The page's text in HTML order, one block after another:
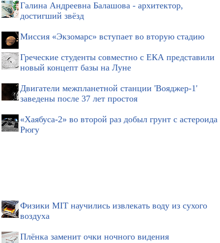
Галина Андреевна Балашова - архитектор,
достигший звёзд
Миссия «Экзомарс» вступает во вторую стадию
Греческие студенты совместно с ЕКА представили
новый концепт базы на Луне
Двигатели межпланетной станции 'Вояджер-1'
заведены после 37 лет простоя
«Хаябуса-2» во второй раз добыл грунт с астероида
Рюгу
Физики MIT научились извлекать воду из сухого
воздуха
Плёнка заменит очки ночного видения